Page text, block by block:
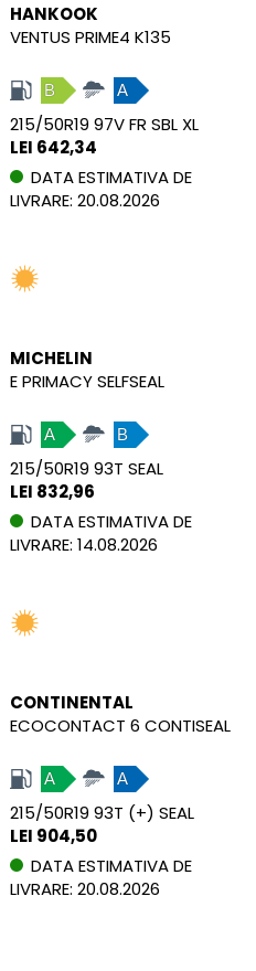
HANKOOK
VENTUS PRIME4 K135
B A
215/50R19 97V FR SBL XL
LEI 642,34
DATA ESTIMATIVA DE
LIVRARE: 20.08.2026
MICHELIN
E PRIMACY SELFSEAL
A B
215/50R19 93T SEAL
LEI 832,96
DATA ESTIMATIVA DE
LIVRARE: 14.08.2026
CONTINENTAL
ECOCONTACT 6 CONTISEAL
A A
215/50R19 93T (+) SEAL
LEI 904,50
DATA ESTIMATIVA DE
LIVRARE: 20.08.2026